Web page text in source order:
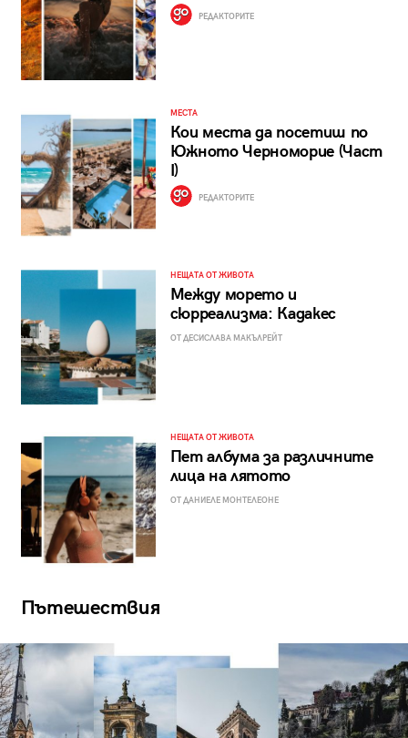
РЕДАКТОРИТЕ
МЕСТА
Кои места да посетиш по
Южното Черноморие (Част
I)
РЕДАКТОРИТЕ
НЕЩАТА ОТ ЖИВОТА
Между морето и
сюрреализма: Кадакес
ОТ ДЕСИСЛАВА МАКЪЛРЕЙТ
НЕЩАТА ОТ ЖИВОТА
Пет албума за различните
лица на лятото
ОТ ДАНИЕЛЕ МОНТЕЛЕОНЕ
Пътешествия